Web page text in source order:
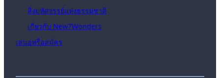
สิ่งมหัศจรรย์แห่งธรรมชาติ
เกี่ยวกับ New7Wonders
เสนอหรือสมัคร